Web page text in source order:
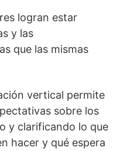
logran estar
y las
que las mismas
vertical permite
sobre los
y clarificando lo que
hacer y qué espera